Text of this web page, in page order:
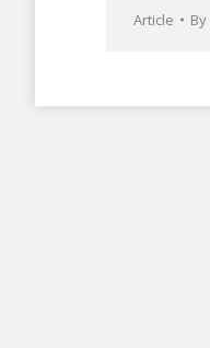
Article By